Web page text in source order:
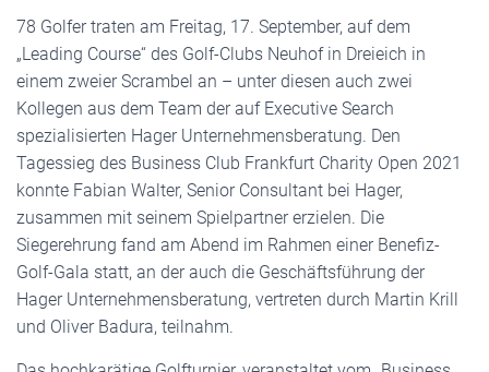
78 Golfer traten am Freitag, 17. September, auf dem
„Leading Course“ des Golf-Clubs Neuhof in Dreieich in
einem zweier Scrambel an – unter diesen auch zwei
Kollegen aus dem Team der auf Executive Search
spezialisierten Hager Unternehmensberatung. Den
Tagessieg des Business Club Frankfurt Charity Open 2021
konnte Fabian Walter, Senior Consultant bei Hager,
zusammen mit seinem Spielpartner erzielen. Die
Siegerehrung fand am Abend im Rahmen einer Benefiz-
Golf-Gala statt, an der auch die Geschäftsführung der
Hager Unternehmensberatung, vertreten durch Martin Krill
und Oliver Badura, teilnahm.